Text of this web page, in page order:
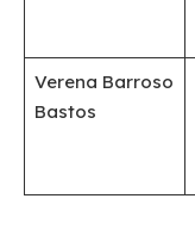
Verena Barroso
Bastos